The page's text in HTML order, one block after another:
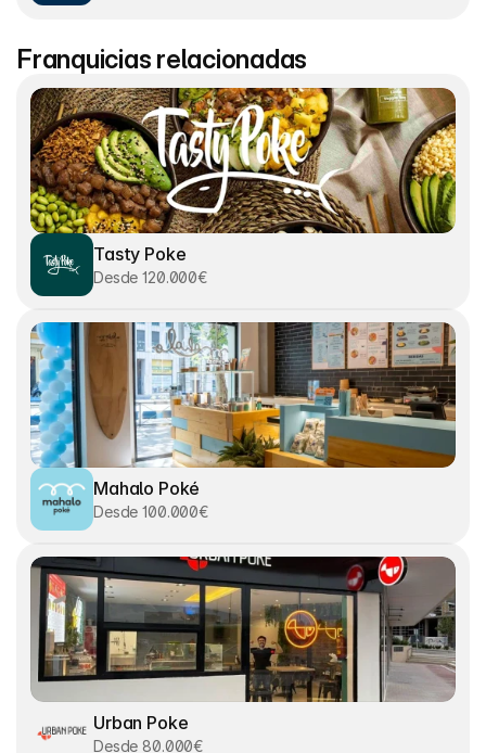
Franquicias relacionadas
Tasty Poke
Desde 120.000€
Mahalo Poké
Desde 100.000€
Urban Poke
Desde 80.000€